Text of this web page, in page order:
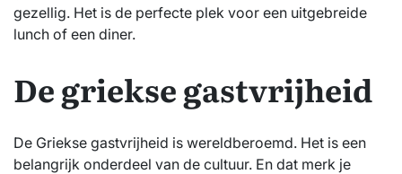
gezellig. Het is de perfecte plek voor een uitgebreide
lunch of een diner.
De griekse gastvrijheid
De Griekse gastvrijheid is wereldberoemd. Het is een
belangrijk onderdeel van de cultuur. En dat merk je